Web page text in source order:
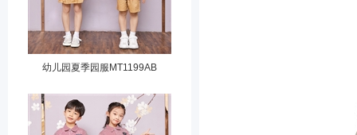
幼儿园夏季园服MT1199AB